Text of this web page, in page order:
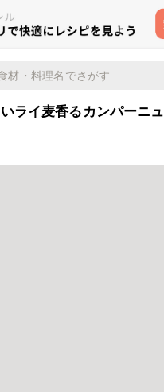
ライ麦香るカンパーニュ